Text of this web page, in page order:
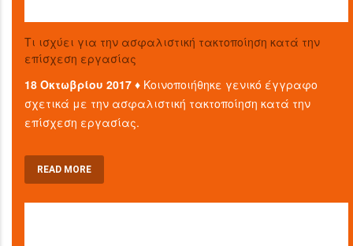
Τι ισχύει για την ασφαλιστική τακτοποίηση κατά την
επίσχεση εργασίας
18 Οκτωβρίου 2017 ♦ Κοινοποιήθηκε γενικό έγγραφο
σχετικά με την ασφαλιστική τακτοποίηση κατά την
επίσχεση εργασίας.
READ MORE